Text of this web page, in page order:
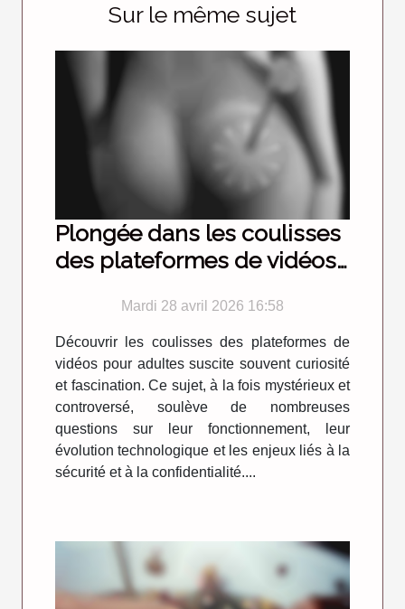
Sur le même sujet
Plongée dans les coulisses
des plateformes de vidéos
Mardi 28 avril 2026 16:58
Découvrir les coulisses des plateformes de
vidéos pour adultes suscite souvent curiosité
et fascination. Ce sujet, à la fois mystérieux et
controversé, soulève de nombreuses
questions sur leur fonctionnement, leur
évolution technologique et les enjeux liés à la
sécurité et à la confidentialité....